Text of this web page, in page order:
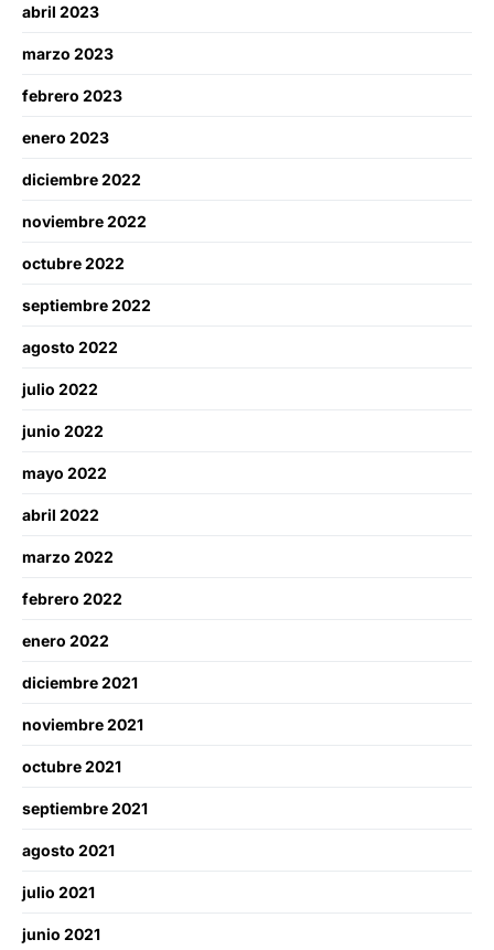
abril 2023
marzo 2023
febrero 2023
enero 2023
diciembre 2022
noviembre 2022
octubre 2022
septiembre 2022
agosto 2022
julio 2022
junio 2022
mayo 2022
abril 2022
marzo 2022
febrero 2022
enero 2022
diciembre 2021
noviembre 2021
octubre 2021
septiembre 2021
agosto 2021
julio 2021
junio 2021